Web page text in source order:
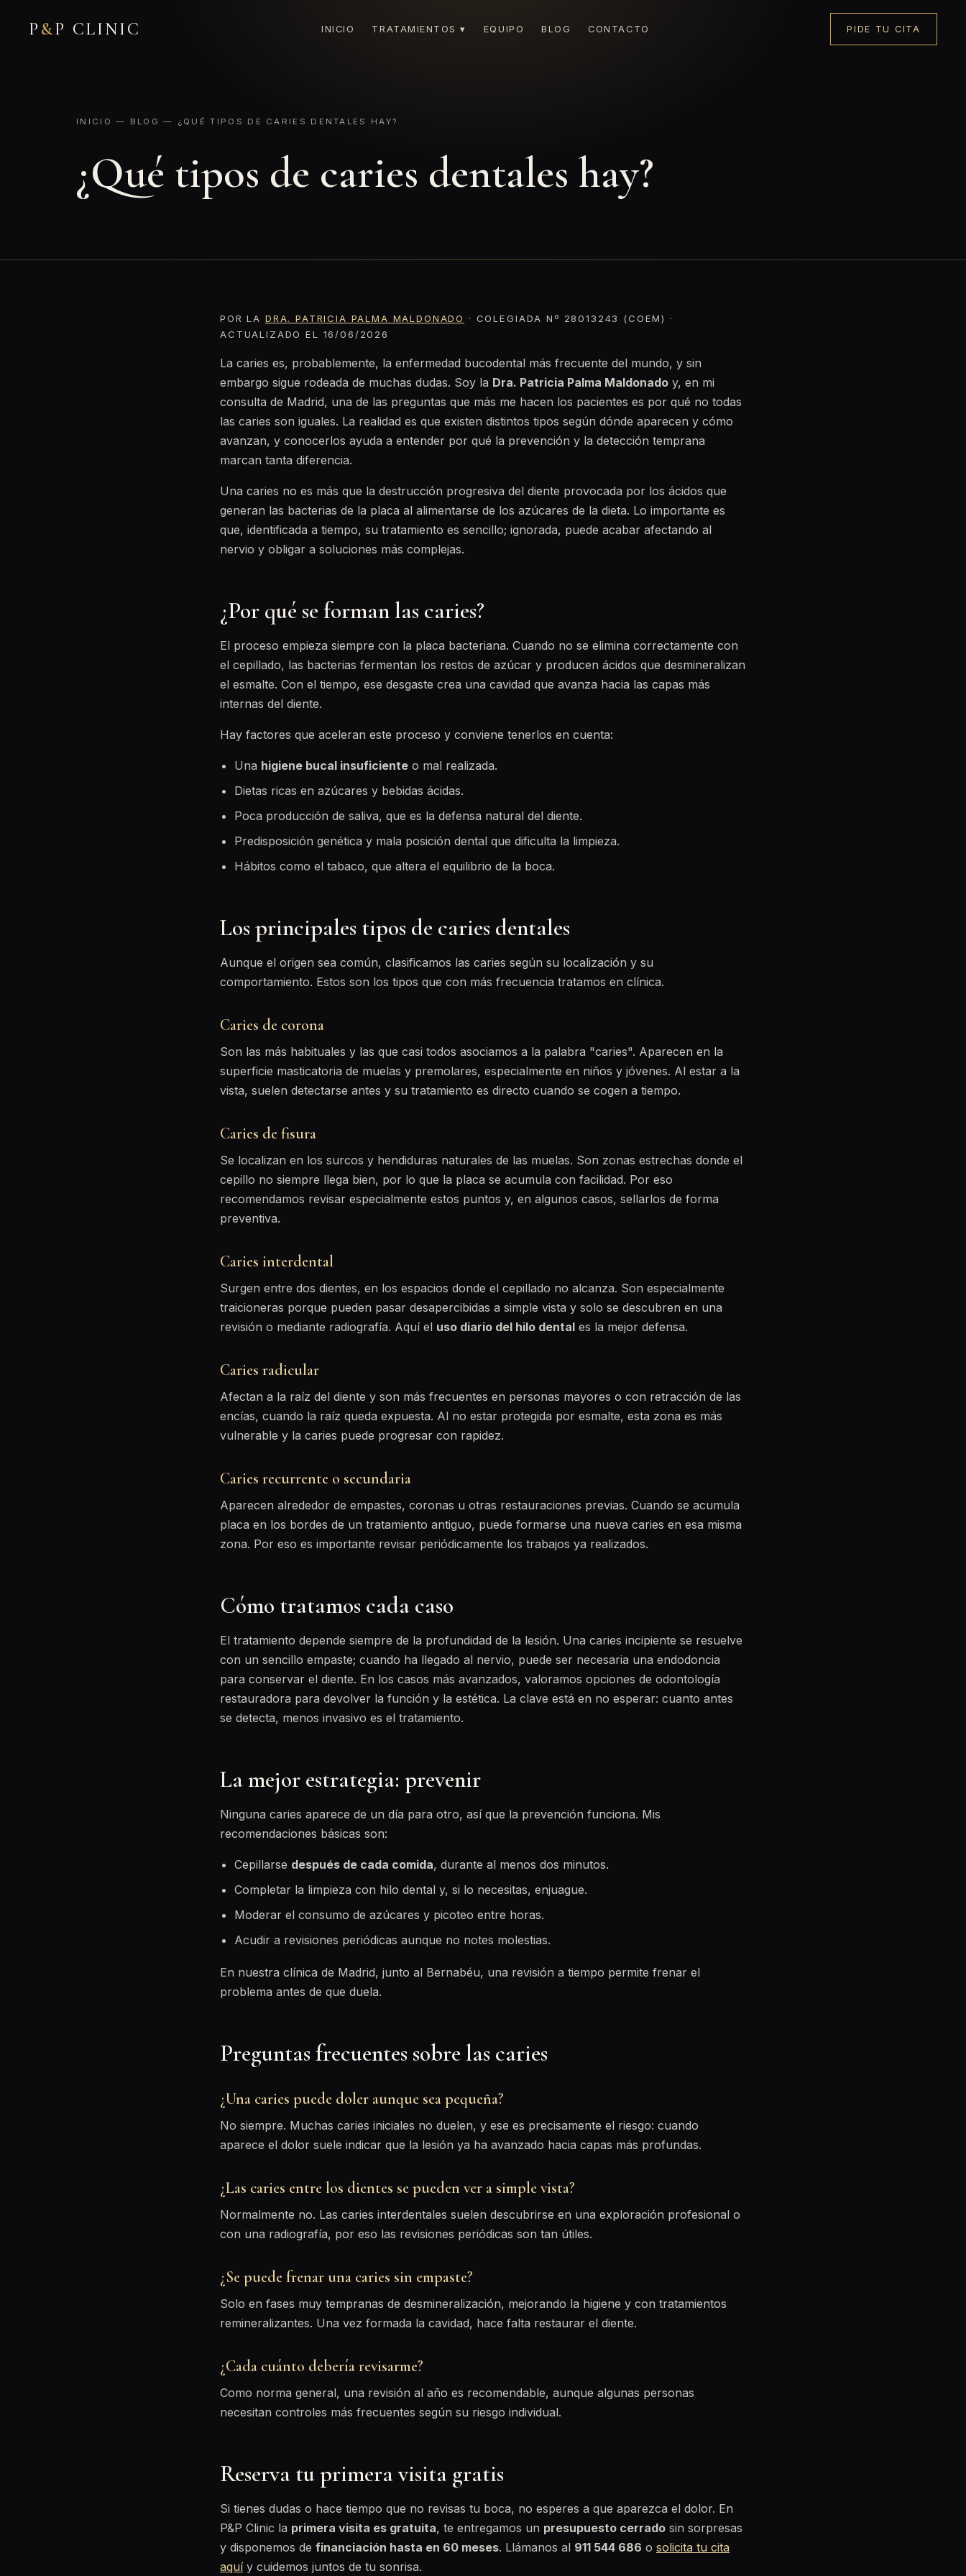
P &P CLINIC INICIO TRATAMIENTOS ▾ EQUIPO BLOG CONTACTO PIDE TU CITA
INICIO — BLOG — ¿QUÉ TIPOS DE CARIES DENTALES HAY?
¿Qué tipos de caries dentales hay?
POR LA DRA. PATRICIA PALMA MALDONADO
· COLEGIADA Nº 28013243 (COEM) ·
ACTUALIZADO EL 16/06/2026
La caries es, probablemente, la enfermedad bucodental más frecuente del mundo, y sin
embargo sigue rodeada de muchas dudas. Soy la Dra. Patricia Palma Maldonado y, en mi
consulta de Madrid, una de las preguntas que más me hacen los pacientes es por qué no todas
las caries son iguales. La realidad es que existen distintos tipos según dónde aparecen y cómo
avanzan, y conocerlos ayuda a entender por qué la prevención y la detección temprana
marcan tanta diferencia.
Una caries no es más que la destrucción progresiva del diente provocada por los ácidos que
generan las bacterias de la placa al alimentarse de los azúcares de la dieta. Lo importante es
que, identificada a tiempo, su tratamiento es sencillo; ignorada, puede acabar afectando al
nervio y obligar a soluciones más complejas.
¿Por qué se forman las caries?
El proceso empieza siempre con la placa bacteriana. Cuando no se elimina correctamente con
el cepillado, las bacterias fermentan los restos de azúcar y producen ácidos que desmineralizan
el esmalte. Con el tiempo, ese desgaste crea una cavidad que avanza hacia las capas más
internas del diente.
Hay factores que aceleran este proceso y conviene tenerlos en cuenta:
Una higiene bucal insuficiente o mal realizada.
Dietas ricas en azúcares y bebidas ácidas.
Poca producción de saliva, que es la defensa natural del diente.
Predisposición genética y mala posición dental que dificulta la limpieza.
Hábitos como el tabaco, que altera el equilibrio de la boca.
Los principales tipos de caries dentales
Aunque el origen sea común, clasificamos las caries según su localización y su
comportamiento. Estos son los tipos que con más frecuencia tratamos en clínica.
Caries de corona
Son las más habituales y las que casi todos asociamos a la palabra "caries". Aparecen en la
superficie masticatoria de muelas y premolares, especialmente en niños y jóvenes. Al estar a la
vista, suelen detectarse antes y su tratamiento es directo cuando se cogen a tiempo.
Caries de fisura
Se localizan en los surcos y hendiduras naturales de las muelas. Son zonas estrechas donde el
cepillo no siempre llega bien, por lo que la placa se acumula con facilidad. Por eso
recomendamos revisar especialmente estos puntos y, en algunos casos, sellarlos de forma
preventiva.
Caries interdental
Surgen entre dos dientes, en los espacios donde el cepillado no alcanza. Son especialmente
traicioneras porque pueden pasar desapercibidas a simple vista y solo se descubren en una
revisión o mediante radiografía. Aquí el uso diario del hilo dental es la mejor defensa.
Caries radicular
Afectan a la raíz del diente y son más frecuentes en personas mayores o con retracción de las
encías, cuando la raíz queda expuesta. Al no estar protegida por esmalte, esta zona es más
vulnerable y la caries puede progresar con rapidez.
Caries recurrente o secundaria
Aparecen alrededor de empastes, coronas u otras restauraciones previas. Cuando se acumula
placa en los bordes de un tratamiento antiguo, puede formarse una nueva caries en esa misma
zona. Por eso es importante revisar periódicamente los trabajos ya realizados.
Cómo tratamos cada caso
El tratamiento depende siempre de la profundidad de la lesión. Una caries incipiente se resuelve
con un sencillo empaste; cuando ha llegado al nervio, puede ser necesaria una endodoncia
para conservar el diente. En los casos más avanzados, valoramos opciones de odontología
restauradora para devolver la función y la estética. La clave está en no esperar: cuanto antes
se detecta, menos invasivo es el tratamiento.
La mejor estrategia: prevenir
Ninguna caries aparece de un día para otro, así que la prevención funciona. Mis
recomendaciones básicas son:
Cepillarse después de cada comida, durante al menos dos minutos.
Completar la limpieza con hilo dental y, si lo necesitas, enjuague.
Moderar el consumo de azúcares y picoteo entre horas.
Acudir a revisiones periódicas aunque no notes molestias.
En nuestra clínica de Madrid, junto al Bernabéu, una revisión a tiempo permite frenar el
problema antes de que duela.
Preguntas frecuentes sobre las caries
¿Una caries puede doler aunque sea pequeña?
No siempre. Muchas caries iniciales no duelen, y ese es precisamente el riesgo: cuando
aparece el dolor suele indicar que la lesión ya ha avanzado hacia capas más profundas.
¿Las caries entre los dientes se pueden ver a simple vista?
Normalmente no. Las caries interdentales suelen descubrirse en una exploración profesional o
con una radiografía, por eso las revisiones periódicas son tan útiles.
¿Se puede frenar una caries sin empaste?
Solo en fases muy tempranas de desmineralización, mejorando la higiene y con tratamientos
remineralizantes. Una vez formada la cavidad, hace falta restaurar el diente.
¿Cada cuánto debería revisarme?
Como norma general, una revisión al año es recomendable, aunque algunas personas
necesitan controles más frecuentes según su riesgo individual.
Reserva tu primera visita gratis
Si tienes dudas o hace tiempo que no revisas tu boca, no esperes a que aparezca el dolor. En
P&P Clinic la primera visita es gratuita, te entregamos un presupuesto cerrado sin sorpresas
y disponemos de financiación hasta en 60 meses. Llámanos al 911 544 686 o solicita tu cita
aquíy cuidemos juntos de tu sonrisa.